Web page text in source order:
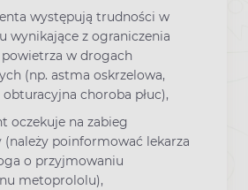
występują trudności w
wynikające z ograniczenia
powietrza w drogach
(np. astma oskrzelowa,
obturacyjna choroba płuc),
oczekuje na zabieg
(należy poinformować lekarza
o przyjmowaniu
metoprololu),